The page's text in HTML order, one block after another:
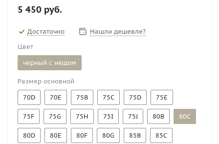
5 450 руб.
Достаточно
Нашли дешевле?
Цвет
черный с нюдом
Размер основной
70D
70E 75B 75C 75D 75E
75F 75G 75H 75I 75J 80B 80C
80D 80E 80F 80G 85B 85C